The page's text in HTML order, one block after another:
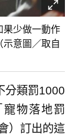
果少做一動作
意圖／取自
分類罰1000
物落地罰
）訂出的這